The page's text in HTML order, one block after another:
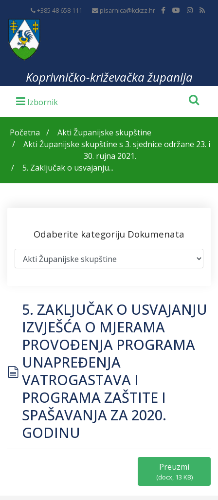
+385 48 658 111 pisarnica@kckzz.hr
Koprivničko-križevačka županija
Početna
Akti Županijske skupštine
Akti Županijske skupštine s 3. sjednice održane 23. i
30. rujna 2021.
5. Zaključak o usvajanju...
Odaberite kategoriju Dokumenata
document
5. ZAKLJUČAK O USVAJANJU
IZVJEŠĆA O MJERAMA
PROVOĐENJA PROGRAMA
UNAPREĐENJA
VATROGASTAVA I
PROGRAMA ZAŠTITE I
SPAŠAVANJA ZA 2020.
GODINU
Preuzmi
(docx, 13 KB)